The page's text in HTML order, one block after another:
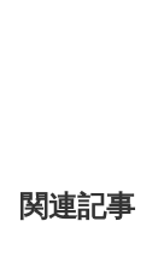
関連記事